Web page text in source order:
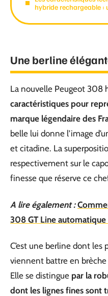
hybride rechargeable :
Une berline
La nouvelle Peugeot 308
caractéristiques pour
marque légendaire des
belle lui donne l’image
et citadine. La
respectivement sur le
finesse que réserve ce
A lire également :
308 GT Line automatique
C’est une berline dont
viennent battre en
Elle se distingue par la
dont les lignes fines sont